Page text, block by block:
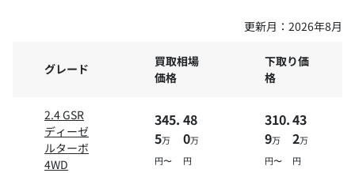
更新月： 2026年8月
グレード
買取相場
価格
下取り価
格
2.4 GSR
ディーゼ
ルターボ
4WD
345.
5万
円〜
48
0万
円
310.
9万
円〜
43
2万
円